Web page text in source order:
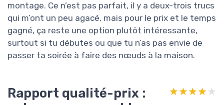
montage. Ce n’est pas parfait, il y a deux-trois trucs
qui m’ont un peu agacé, mais pour le prix et le temps
gagné, ça reste une option plutôt intéressante,
surtout si tu débutes ou que tu n’as pas envie de
passer ta soirée à faire des nœuds à la maison.
Rapport qualité-prix :
★★★★★
★★★★★